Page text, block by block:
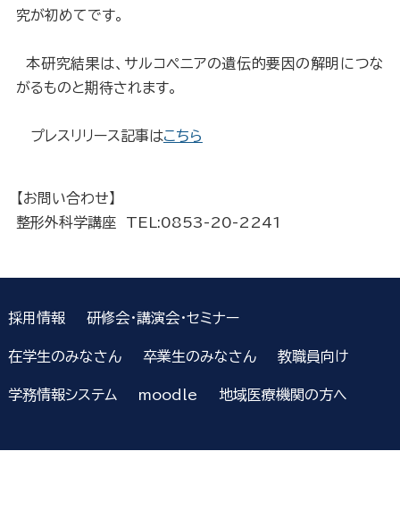
究が初めてです。
本研究結果は、サルコペニアの遺伝的要因の解明につな
がるものと期待されます。
プレスリリース記事はこちら
【お問い合わせ】
整形外科学講座 TEL:0853-20-2241
採用情報 研修会・講演会・セミナー
在学生のみなさん 卒業生のみなさん 教職員向け
学務情報システム moodle 地域医療機関の方へ